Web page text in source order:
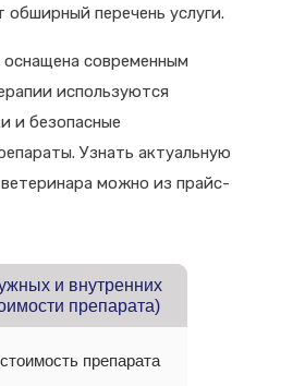
перечень услуги.
современным
используются
и безопасные
Узнать актуальную
можно из прайс-
и внутренних
препарата)
препарата